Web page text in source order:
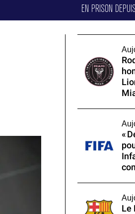
EN PRISON
«
Le